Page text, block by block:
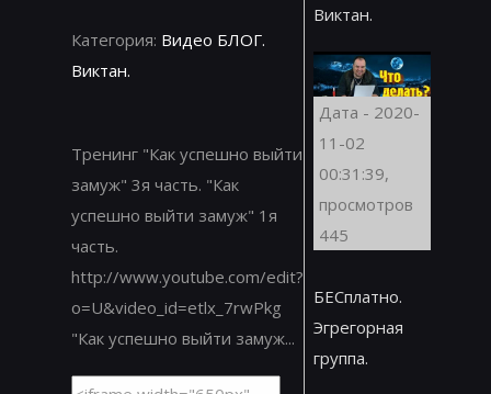
Категория: Видео БЛОГ.
Виктан.
Тренинг "Как успешно выйти
замуж" 3я часть. "Как
успешно выйти замуж" 1я
часть.
http://www.youtube.com/edit?
o=U&video_id=etlx_7rwPkg
"Как успешно выйти замуж...
Виктан.
Дата - 2020-
11-02
00:31:39,
просмотров
445
БЕСплатно.
Эгрегорная
группа.